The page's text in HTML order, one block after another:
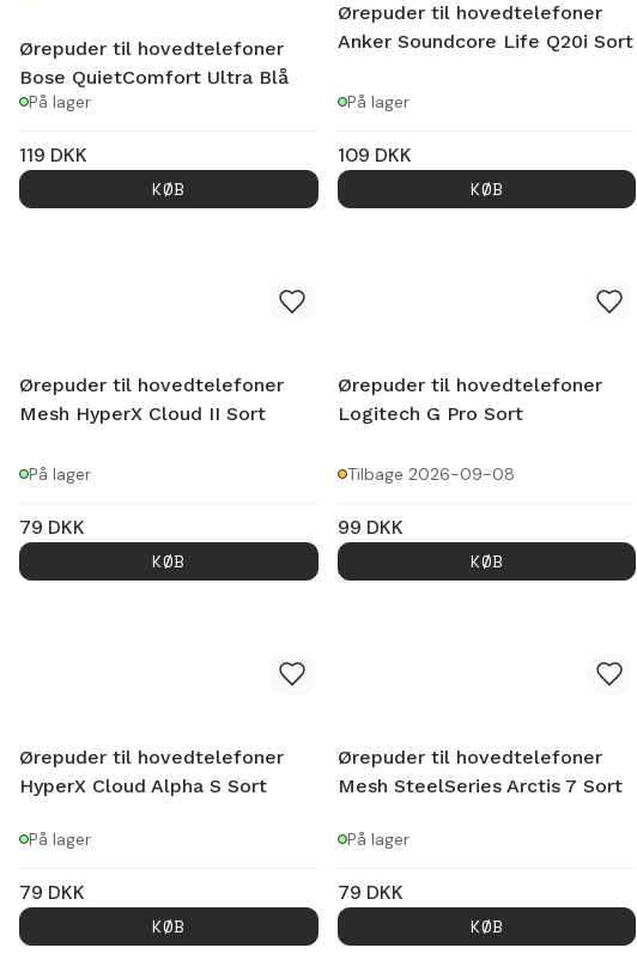
Ørepuder til hovedtelefoner
Bose QuietComfort Ultra Blå
På lager
119 DKK
KØB
Ørepuder til hovedtelefoner
Anker Soundcore Life Q20i Sort
På lager
109 DKK
KØB
Ørepuder til hovedtelefoner
Mesh HyperX Cloud II Sort
På lager
79 DKK
KØB
Ørepuder til hovedtelefoner
Logitech G Pro Sort
Tilbage 2026-09-08
99 DKK
KØB
Ørepuder til hovedtelefoner
HyperX Cloud Alpha S Sort
På lager
79 DKK
KØB
Ørepuder til hovedtelefoner
Mesh SteelSeries Arctis 7 Sort
På lager
79 DKK
KØB